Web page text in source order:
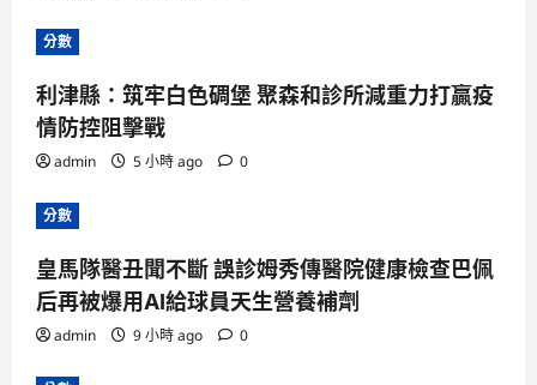
分數
利津縣：筑牢白色碉堡 聚森和診所減重力打贏疫
情防控阻擊戰
admin 5 小時 ago 0
分數
皇馬隊醫丑聞不斷 誤診姆秀傳醫院健康檢查巴佩
后再被爆用AI給球員天生營養補劑
admin 9 小時 ago 0